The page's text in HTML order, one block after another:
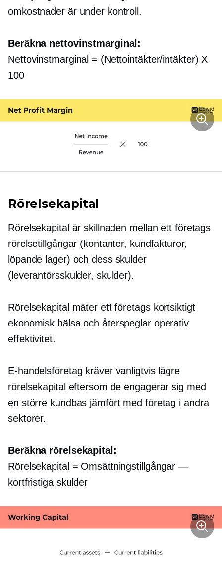
omkostnader är under kontroll.
Beräkna nettovinstmarginal:
Nettovinstmarginal = (Nettointäkter/intäkter) X
100
Rörelsekapital
Rörelsekapital är skillnaden mellan ett företags
rörelsetillgångar (kontanter, kundfakturor,
löpande lager) och dess skulder
(leverantörsskulder, skulder).
Rörelsekapital mäter ett företags kortsiktigt
ekonomisk hälsa och återspeglar operativ
effektivitet.
E-handelsföretag kräver vanligtvis lägre
rörelsekapital eftersom de engagerar sig med
en större kundbas jämfört med företag i andra
sektorer.
Beräkna rörelsekapital:
Rörelsekapital = Omsättningstillgångar —
kortfristiga skulder